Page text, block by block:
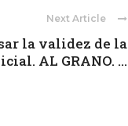
Next Article
la validez de la
AL GRANO. ...